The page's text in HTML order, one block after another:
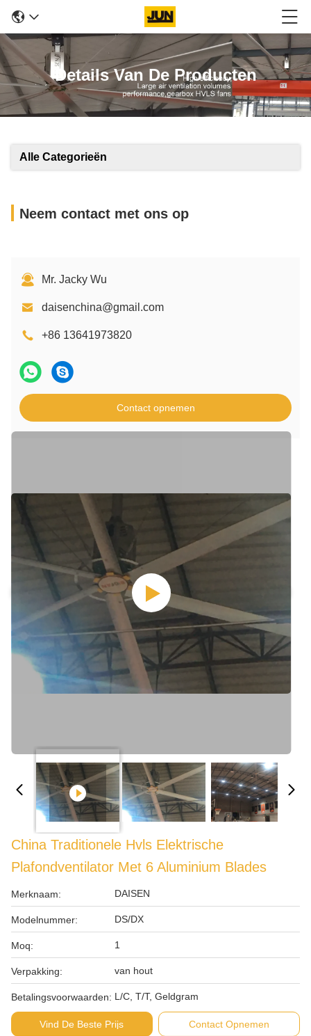
Details Van De Producten
Alle Categorieën
Neem contact met ons op
Mr. Jacky Wu
daisenchina@gmail.com
+86 13641973820
Contact opnemen
China Traditionele Hvls Elektrische
Plafondventilator Met 6 Aluminium Blades
Merknaam: DAISEN
Modelnummer: DS/DX
Moq: 1
Verpakking: van hout
Betalingsvoorwaarden: L/C, T/T, Geldgram
Vind De Beste Prijs Contact Opnemen